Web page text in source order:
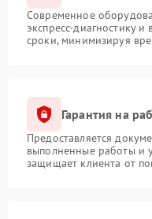
Современное
экспресс-диагностику
сроки, минимизируя
Гарантия на
Предоставляется
выполненные работы и
защищает клиента от